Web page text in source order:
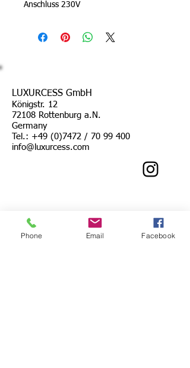
Anschluss 230V
LUXURCESS GmbH
Königstr. 12
72108 Rottenburg a.N.
Germany
Tel.: +49 (0)7472 / 70 99 400
info@luxurcess.com
Phone Email Facebook